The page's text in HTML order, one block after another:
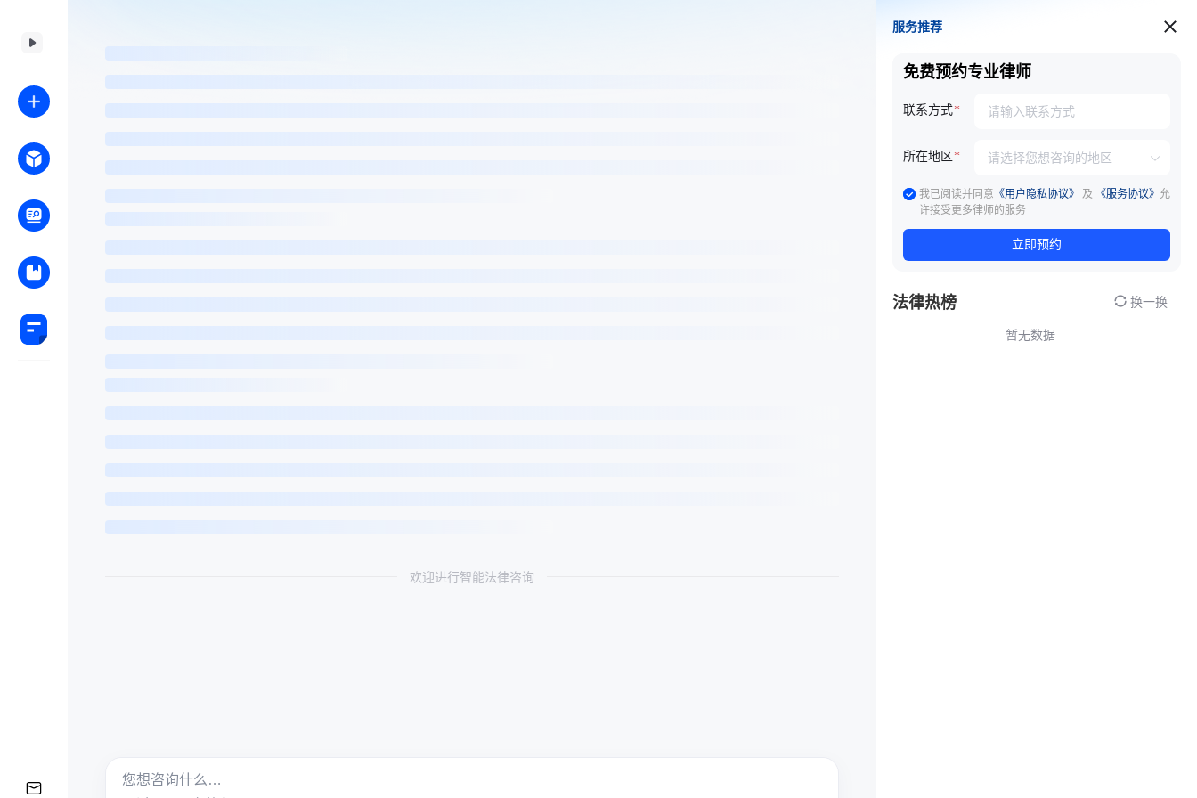
欢迎进行智能法律咨询
服务推荐
服务推荐
免费预约专业律师
联系方式
所在地区
我已阅读并同意 《用户隐私协议》 及 《服务协议》 允
许接受更多律师的服务
立即预约
法律热榜 换一换
暂无数据